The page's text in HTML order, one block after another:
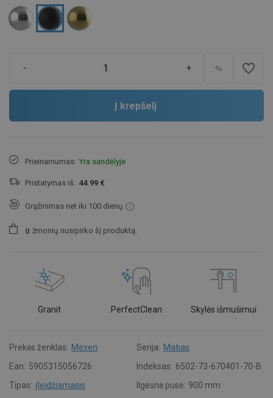
- + favorite_border
Į krepšelį
Prieinamumas: Yra sandėlyje
Pristatymas iš: 44.99 €
Grąžinimas net iki 100 dienų
0 žmonių nusipirko šį produktą.
Granit PerfectClean Skylės išmušimui
Prekės ženklas: Mexen Serija: Matias
Ean: 5905315056726 Indeksas: 6502-73-670401-70-B
Tipas: Įleidžiamasis Ilgesnė pusė: 900 mm